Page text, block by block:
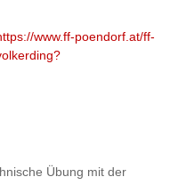
www.ff-poendorf.at/ff-
Übung mit der